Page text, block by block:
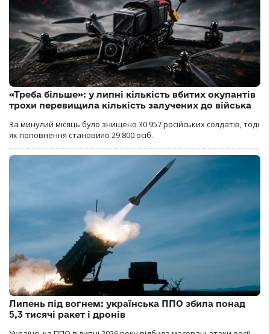
«Треба більше»: у липні кількість вбитих окупантів
трохи перевищила кількість залучених до війська
За минулий місяць було знищено 30 957 російських солдатів, тоді
як поповнення становило 29 800 осіб.
Липень під вогнем: українська ППО збила понад
5,3 тисячі ракет і дронів